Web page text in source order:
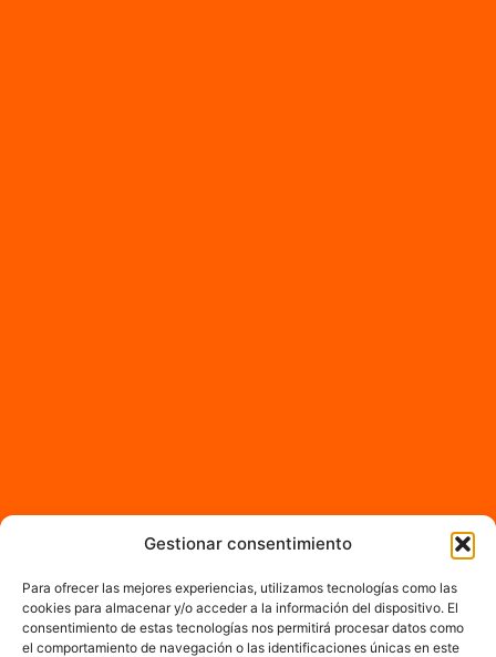
Gestionar consentimiento
Para ofrecer las mejores experiencias, utilizamos tecnologías como las
cookies para almacenar y/o acceder a la información del dispositivo. El
consentimiento de estas tecnologías nos permitirá procesar datos como
el comportamiento de navegación o las identificaciones únicas en este